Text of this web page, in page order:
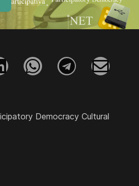
Democracy Cultural